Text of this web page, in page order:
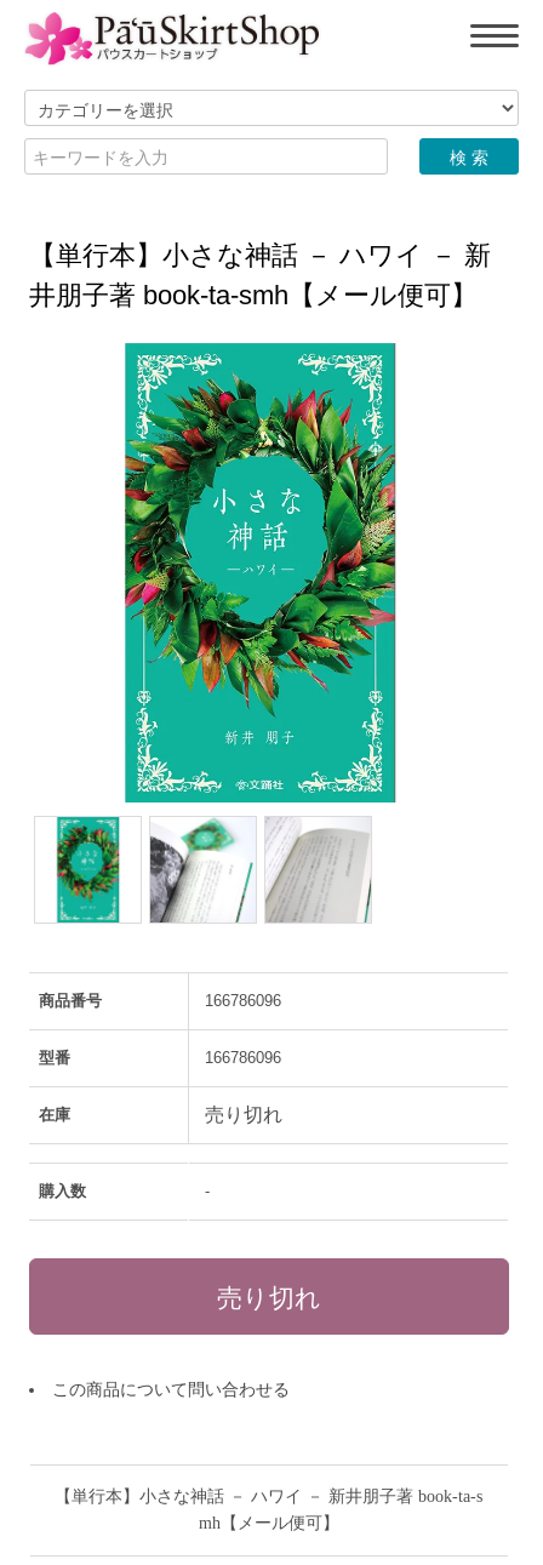
【単行本】小さな神話 － ハワイ － 新
井朋子著 book-ta-smh【メール便可】
商品番号 166786096
型番 166786096
在庫 売り切れ
購入数 -
この商品について問い合わせる
【単行本】小さな神話 － ハワイ － 新井朋子著 book-ta-s
mh【メール便可】